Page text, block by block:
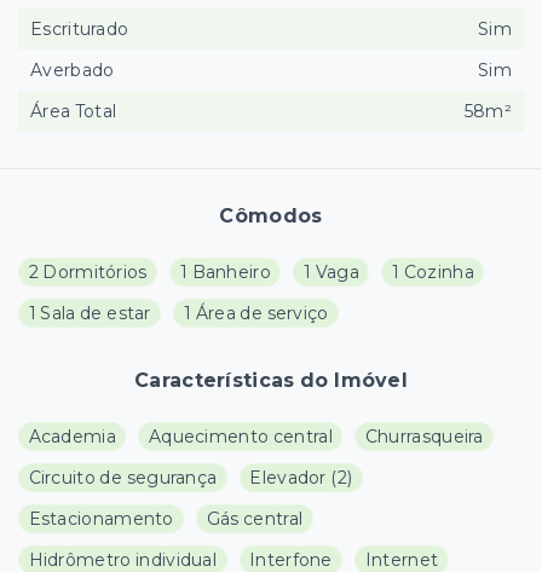
Cômodos
2 Dormitórios 1 Banheiro 1 Vaga
1 Cozinha
1 Sala de estar
1 Área de serviço
Características do Imóvel
Academia Aquecimento central
Churrasqueira
Circuito de segurança
Elevador (2)
Estacionamento
Gás central
Hidrômetro individual
Interfone
Internet
Escriturado
Sim
Averbado
Sim
Área Total
58m²